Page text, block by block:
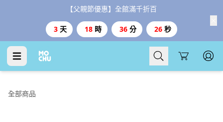
【父親節優惠】全館滿千折百
3 天 18 時 36 分 25 秒
Cart
全部商品